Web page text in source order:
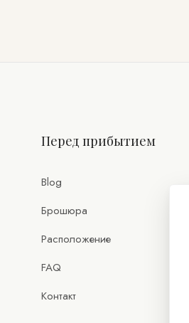
Перед прибытием
Blog
Брошюра
Расположение
FAQ
Контакт